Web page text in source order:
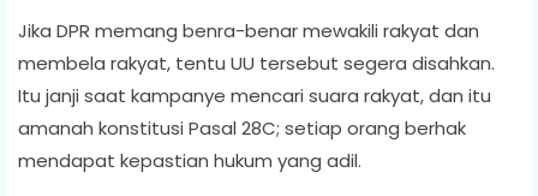
Jika DPR memang benra-benar mewakili rakyat dan
membela rakyat, tentu UU tersebut segera disahkan.
Itu janji saat kampanye mencari suara rakyat, dan itu
amanah konstitusi Pasal 28C; setiap orang berhak
mendapat kepastian hukum yang adil.